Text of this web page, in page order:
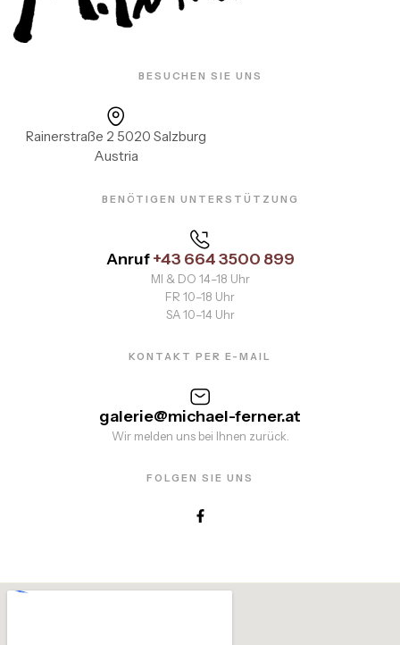
BESUCHEN SIE UNS
Rainerstraße 2 5020 Salzburg
Austria
BENÖTIGEN UNTERSTÜTZUNG
Anruf+43 664 3500 899
MI & DO 14–18 Uhr
FR 10–18 Uhr
SA 10–14 Uhr
KONTAKT PER E-MAIL
galerie@michael-ferner.at
Wir melden uns bei Ihnen zurück.
FOLGEN SIE UNS